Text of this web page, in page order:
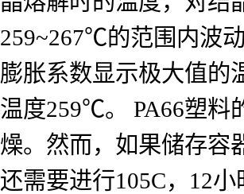
259~267℃的范围内波
膨胀系数显示极大值的
温度259℃。 PA66塑料
燥。然而，如果储存容
还需要进行105C，12